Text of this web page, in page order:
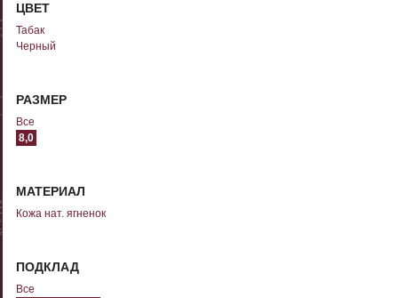
ЦВЕТ
Табак
Черный
РАЗМЕР
Все
8,0
МАТЕРИАЛ
Кожа нат. ягненок
ПОДКЛАД
Все